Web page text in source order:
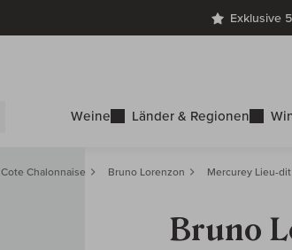
Exklusive
Weine Länder & Regionen
Cote Chalonnaise Bruno Lorenzon Mercurey Lieu-
Bruno